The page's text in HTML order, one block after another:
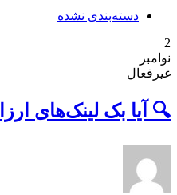
دسته‌بندی نشده
2
نوامبر
غیرفعال
🔍 آیا بک لینک‌های